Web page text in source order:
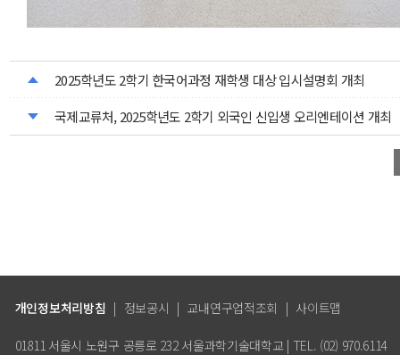
2025학년도 2학기 한국어과정 재학생 대상 입시설명회 개최
국제교류처, 2025학년도 2학기 외국인 신입생 오리엔테이션 개최
개인정보처리방침 | 정보공시 | 교내연구업적조회 | 사이트맵
01811 서울시 노원구 공릉로 232 서울과학기술대학교 | TEL. (02) 970.6114